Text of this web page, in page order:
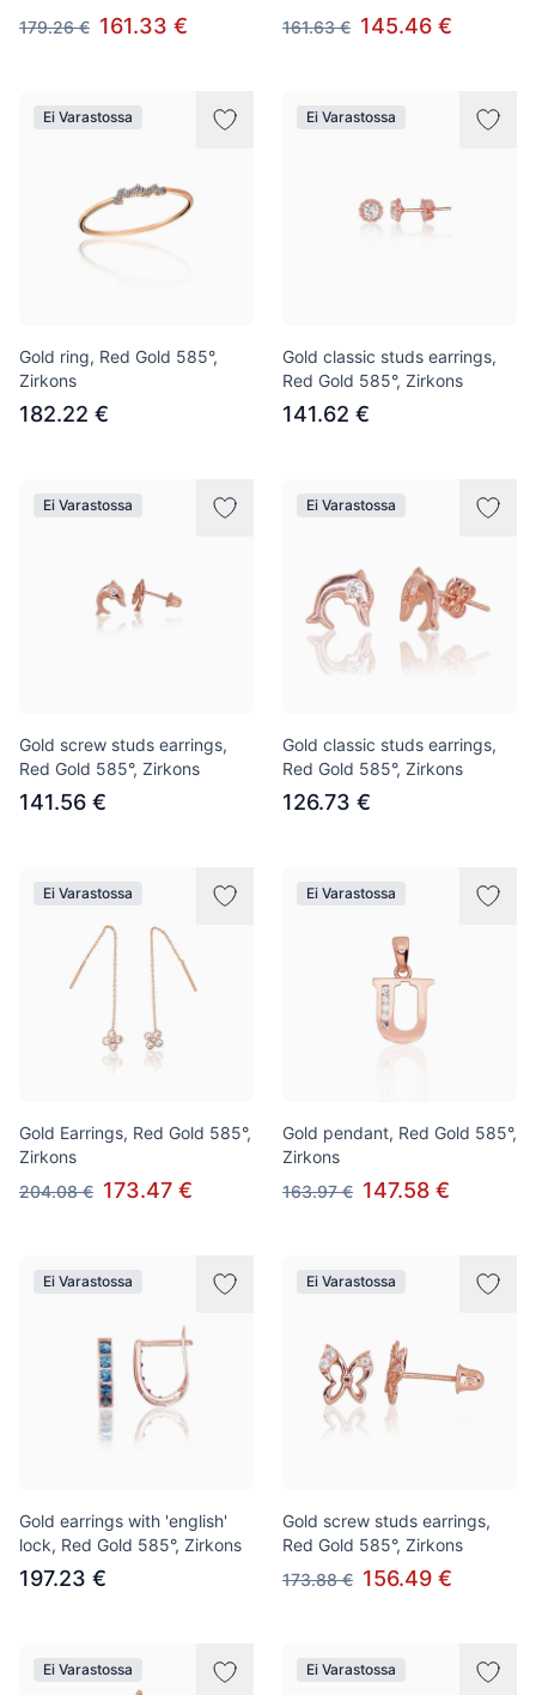
179.26 € 161.33 €
161.63 € 145.46 €
Ei Varastossa
Gold ring, Red Gold 585°,
Zirkons
182.22 €
Ei Varastossa
Gold classic studs earrings,
Red Gold 585°, Zirkons
141.62 €
Ei Varastossa
Gold screw studs earrings,
Red Gold 585°, Zirkons
141.56 €
Ei Varastossa
Gold classic studs earrings,
Red Gold 585°, Zirkons
126.73 €
Ei Varastossa
Gold Earrings, Red Gold 585°,
Zirkons
204.08 € 173.47 €
Ei Varastossa
Gold pendant, Red Gold 585°,
Zirkons
163.97 € 147.58 €
Ei Varastossa
Gold earrings with 'english'
lock, Red Gold 585°, Zirkons
197.23 €
Ei Varastossa
Gold screw studs earrings,
Red Gold 585°, Zirkons
173.88 € 156.49 €
Ei Varastossa Ei Varastossa